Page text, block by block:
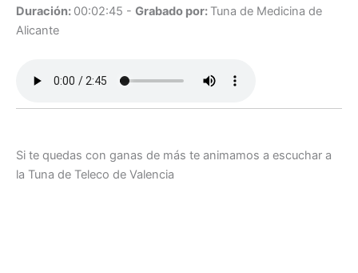
Duración: 00:02:45 - Grabado por: Tuna de Medicina de
Alicante
Si te quedas con ganas de más te animamos a escuchar a
la Tuna de Teleco de Valencia